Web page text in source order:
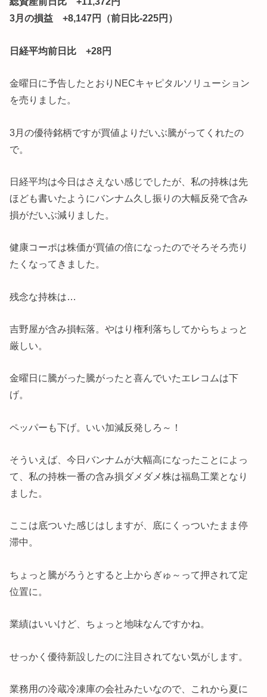
3月の損益 +8,147円（前日比-225円）
日経平均前日比 +28円
金曜日に予告したとおりNECキャピタルソリューション
を売りました。
3月の優待銘柄ですが買値よりだいぶ騰がってくれたの
で。
日経平均は今日はさえない感じでしたが、私の持株は先
ほども書いたようにバンナム久し振りの大幅反発で含み
損がだいぶ減りました。
健康コーポは株価が買値の倍になったのでそろそろ売り
たくなってきました。
残念な持株は…
吉野屋が含み損転落。やはり権利落ちしてからちょっと
厳しい。
金曜日に騰がった騰がったと喜んでいたエレコムは下
げ。
ペッパーも下げ。いい加減反発しろ～！
そういえば、今日バンナムが大幅高になったことによっ
て、私の持株一番の含み損ダメダメ株は福島工業となり
ました。
ここは底ついた感じはしますが、底にくっついたまま停
滞中。
ちょっと騰がろうとすると上からぎゅ～って押されて定
位置に。
業績はいいけど、ちょっと地味なんですかね。
せっかく優待新設したのに注目されてない気がします。
業務用の冷蔵冷凍庫の会社みたいなので、これから夏に